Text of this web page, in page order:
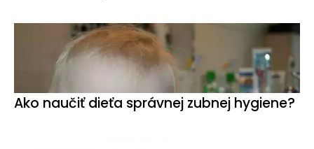
Ako naučiť dieťa správnej zubnej hygiene?